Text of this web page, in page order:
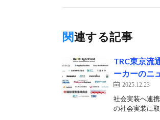
関連する記事
TRC東京流
ーカーのニ
2025.12.23
社会実装へ連
の社会実装に